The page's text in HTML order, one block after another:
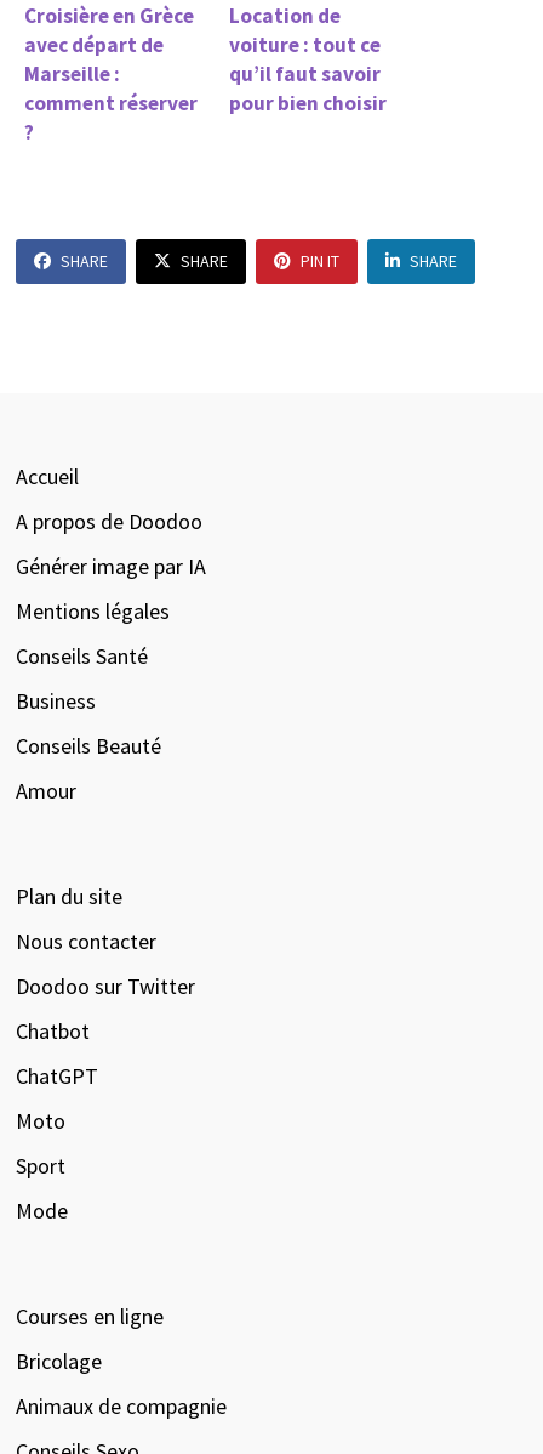
Croisière en Grèce
avec départ de
Marseille :
comment réserver
?
Location de
voiture : tout ce
qu’il faut savoir
pour bien choisir
SHARE SHARE PIN IT SHARE
Accueil
A propos de Doodoo
Générer image par IA
Mentions légales
Conseils Santé
Business
Conseils Beauté
Amour
Plan du site
Nous contacter
Doodoo sur Twitter
Chatbot
ChatGPT
Moto
Sport
Mode
Courses en ligne
Bricolage
Animaux de compagnie